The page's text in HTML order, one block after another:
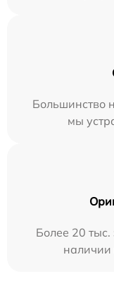
Большинство
мы
Более 20 тыс.
наличии